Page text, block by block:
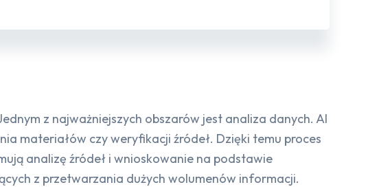
z najważniejszych obszarów jest analiza danych. AI
materiałów czy weryfikacji źródeł. Dzięki temu proces
analizę źródeł i wnioskowanie na podstawie
z przetwarzania dużych wolumenów informacji.